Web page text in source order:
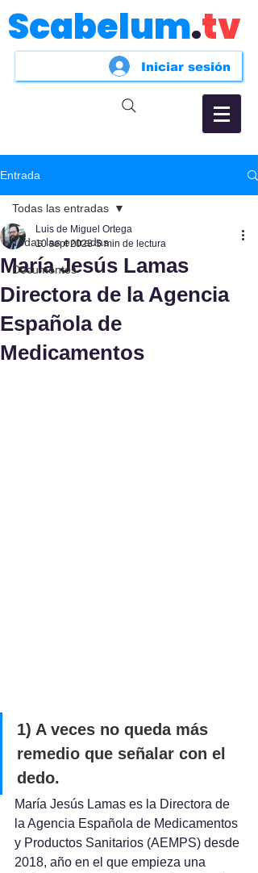
Scabelum.tv
Iniciar sesión
Entrada
Todas las entradas
Documentos
Todas las entradas
María Jesús Lamas
Directora de la Agencia
Española de
Medicamentos
Luis de Miguel Ortega
10 sept 2023 5 min de lectura
1) A veces no queda más
remedio que señalar con el
dedo.
María Jesús Lamas es la Directora de
la Agencia Española de Medicamentos
y Productos Sanitarios (AEMPS) desde
2018, año en el que empieza una